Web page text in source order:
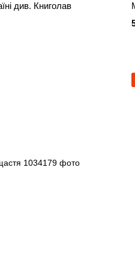
див. Книголав